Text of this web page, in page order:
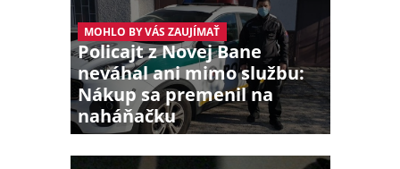
MOHLO BY VÁS ZAUJÍMAŤ
Policajt z Novej Bane
neváhal ani mimo službu:
Nákup sa premenil na
naháňačku